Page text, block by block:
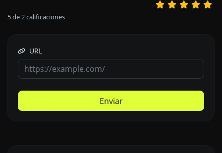
5de2calificaciones
URL
Enviar